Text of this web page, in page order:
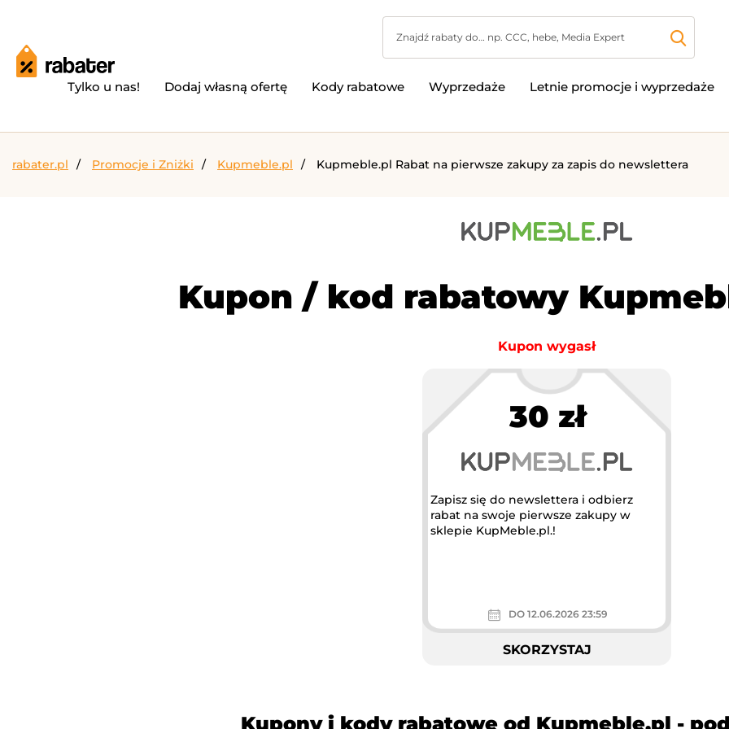
Tylko u nas! Dodaj własną ofertę Kody rabatowe Wyprzedaże Letnie promocje i wyprzedaże
rabater.pl Promocje i Zniżki Kupmeble.pl Kupmeble.pl Rabat na pierwsze zakupy za zapis do newslettera
Kupon / kod rabatowy
Kupon wygasł
30 zł
Zapisz się do newslettera i odbierz
rabat na swoje pierwsze zakupy w
sklepie KupMeble.pl.!
DO 12.06.2026 23:59
SKORZYSTAJ
Kupony i kody rabatowe od Kupmeble.pl -